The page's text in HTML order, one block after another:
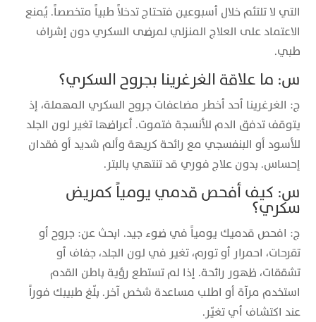
التي لا تلتئم خلال أسبوعين فتحتاج تدخلاً طبياً متخصصاً. يُمنع
الاعتماد على العلاج المنزلي لمرضى السكري دون إشراف
طبي.
س: ما علاقة الغرغرينا بجروح السكري؟
ج: الغرغرينا أحد أخطر مضاعفات جروح السكري المهملة، إذ
يتوقف تدفق الدم للأنسجة فتموت. أعراضها تغير لون الجلد
للأسود أو البنفسجي مع رائحة كريهة وألم شديد أو فقدان
إحساس. بدون علاج فوري قد تنتهي بالبتر.
س: كيف أفحص قدمي يومياً كمريض
سكري؟
ج: افحص قدميك يومياً في ضوء جيد. ابحث عن: جروح أو
تقرحات، احمرار أو تورم، تغير في لون الجلد، جفاف أو
تشققات، ظهور رائحة. إذا لم تستطع رؤية باطن القدم
استخدم مرآة أو اطلب مساعدة شخص آخر. بلّغ طبيبك فوراً
عند اكتشاف أي تغيّر.